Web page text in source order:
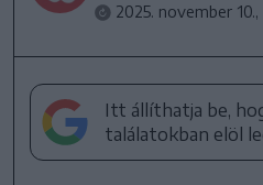
2025. november 10.,
Itt állíthatja be,
találatokban elöl